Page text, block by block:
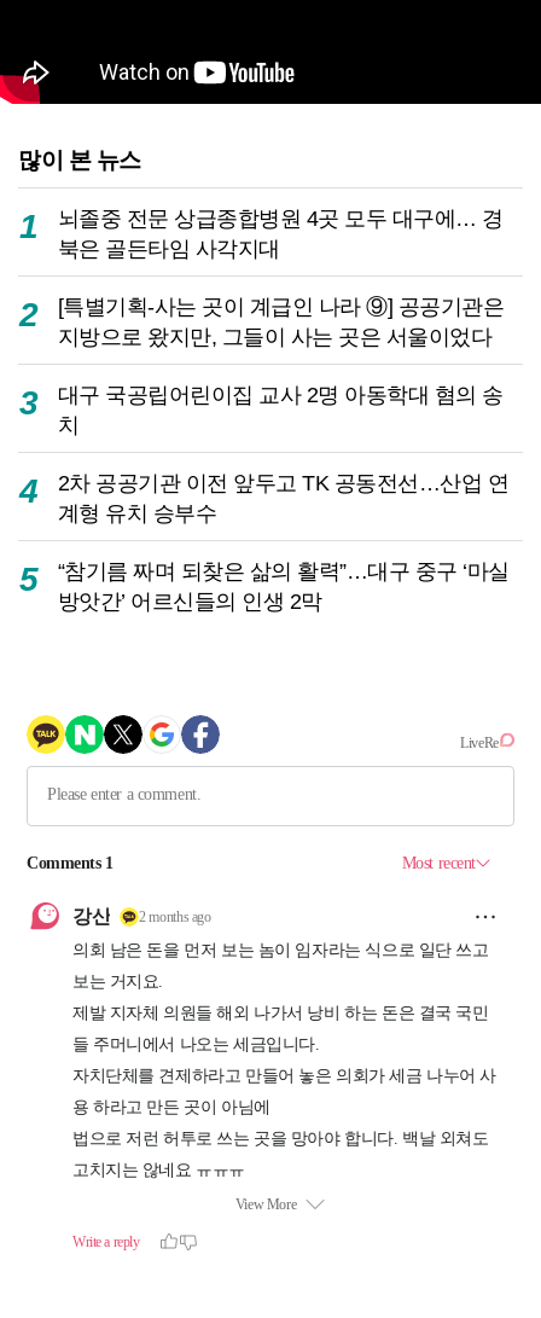
많이 본 뉴스
1
뇌졸중 전문 상급종합병원 4곳 모두 대구에… 경
북은 골든타임 사각지대
2
[특별기획-사는 곳이 계급인 나라 ⑨] 공공기관은
지방으로 왔지만, 그들이 사는 곳은 서울이었다
3
대구 국공립어린이집 교사 2명 아동학대 혐의 송
치
4
2차 공공기관 이전 앞두고 TK 공동전선…산업 연
계형 유치 승부수
5
“참기름 짜며 되찾은 삶의 활력”…대구 중구 ‘마실
방앗간’ 어르신들의 인생 2막